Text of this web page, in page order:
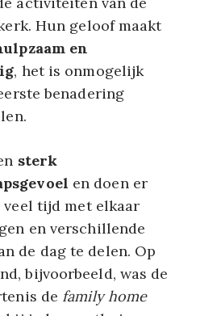
Hun geloof maakt
en
, het is onmogelijk
benadering
sterk
en doen er
veel tijd met elkaar
en verschillende
de dag te delen. Op
bijvoorbeeld, was de
de family home